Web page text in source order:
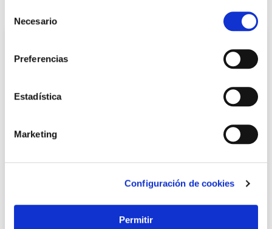
Necesario
Preferencias
Estadística
Marketing
Configuración de cookies
Permitir
Guadaña 560 mm 22 cm bellota
Bellota
94,00 €